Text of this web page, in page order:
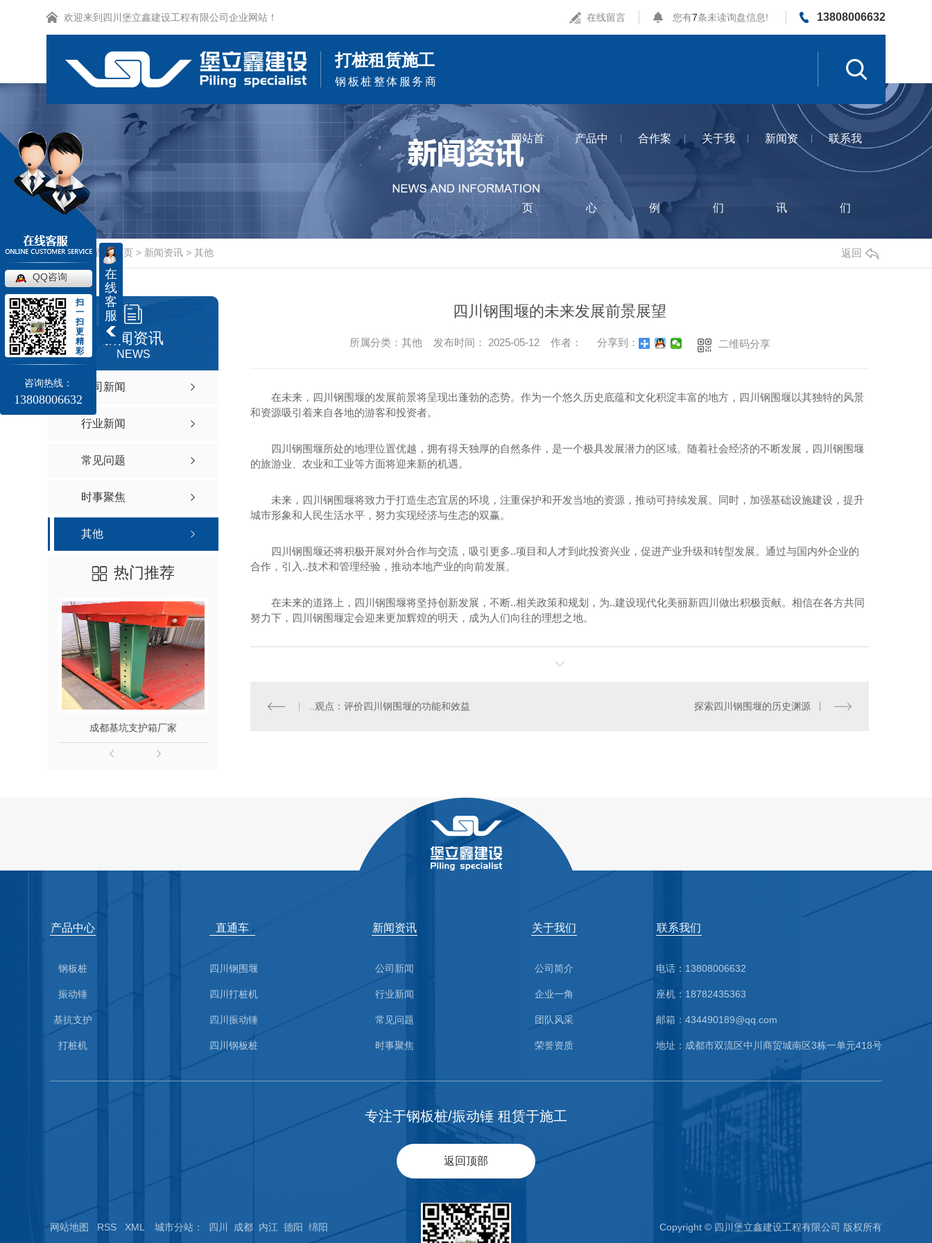
欢迎来到四川堡立鑫建设工程有限公司企业网站！ 在线留言 您有7条未读询盘信息! 13808006632
打桩租赁施工
钢板桩整体服务商
网站首
页
产品中
心
合作案
例
关于我
们
新闻资
讯
联系我
们
当前位置：首页 > 新闻资讯 > 其他 返回
新闻资讯
NEWS
公司新闻
行业新闻
常见问题
时事聚焦
其他
热门推荐
成都基坑支护箱厂家
四川钢围堰的未来发展前景展望
所属分类：其他 发布时间： 2025-05-12 作者： 分享到： 二维码分享
在未来，四川钢围堰的发展前景将呈现出蓬勃的态势。作为一个悠久历史底蕴和文化积淀丰富的地方，四川钢围堰以其独特的风景
和资源吸引着来自各地的游客和投资者。
四川钢围堰所处的地理位置优越，拥有得天独厚的自然条件，是一个极具发展潜力的区域。随着社会经济的不断发展，四川钢围堰
的旅游业、农业和工业等方面将迎来新的机遇。
未来，四川钢围堰将致力于打造生态宜居的环境，注重保护和开发当地的资源，推动可持续发展。同时，加强基础设施建设，提升
城市形象和人民生活水平，努力实现经济与生态的双赢。
四川钢围堰还将积极开展对外合作与交流，吸引更多..项目和人才到此投资兴业，促进产业升级和转型发展。通过与国内外企业的
合作，引入..技术和管理经验，推动本地产业的向前发展。
在未来的道路上，四川钢围堰将坚持创新发展，不断..相关政策和规划，为..建设现代化美丽新四川做出积极贡献。相信在各方共同
努力下，四川钢围堰定会迎来更加辉煌的明天，成为人们向往的理想之地。
..观点：评价四川钢围堰的功能和效益 探索四川钢围堰的历史渊源
产品中心
钢板桩
振动锤
基抗支护
打桩机
直通车
四川钢围堰
四川打桩机
四川振动锤
四川钢板桩
新闻资讯
公司新闻
行业新闻
常见问题
时事聚焦
关于我们
公司简介
企业一角
团队风采
荣誉资质
联系我们
电话：13808006632
座机：18782435363
邮箱：434490189@qq.com
地址：成都市双流区中川商贸城南区3栋一单元418号
专注于钢板桩/振动锤 租赁于施工
返回顶部
网站地图 RSS XML 城市分站 ： 四川 成都 内江 德阳 绵阳 Copyright © 四川堡立鑫建设工程有限公司 版权所有
在
线
客
服
QQ咨询
扫
一
扫
更
精
彩
咨询热线：
13808006632